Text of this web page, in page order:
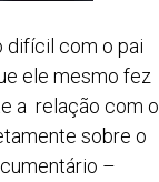
difícil com o pai
ele mesmo fez
a relação com o
sobre o
–